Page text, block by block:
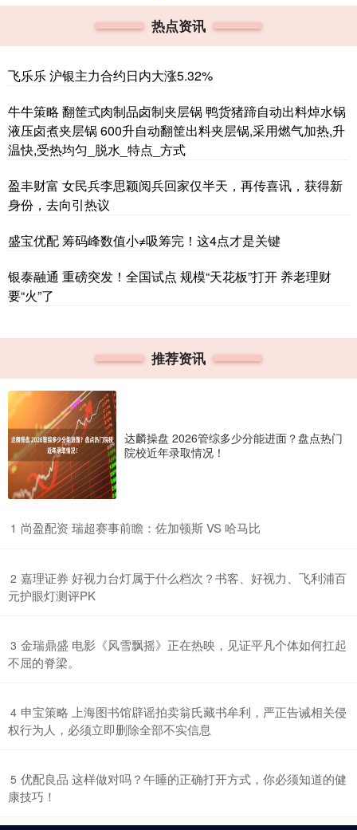
热点资讯
飞乐乐 沪银主力合约日内大涨5.32%
牛牛策略 翻筐式肉制品卤制夹层锅 鸭货猪蹄自动出料焯水锅
液压卤煮夹层锅 600升自动翻筐出料夹层锅,采用燃气加热,升
温快,受热均匀_脱水_特点_方式
盈丰财富 女民兵李思颖阅兵回家仅半天，再传喜讯，获得新
身份，去向引热议
盛宝优配 筹码峰数值小≠吸筹完！这4点才是关键
银泰融通 重磅突发！全国试点 规模“天花板”打开 养老理财
要“火”了
推荐资讯
达麟操盘 2026管综多少分能进面？盘点热门
院校近年录取情况！
1 ​尚盈配资 瑞超赛事前瞻：佐加顿斯 VS 哈马比
2 ​嘉理证券 好视力台灯属于什么档次？书客、好视力、飞利浦百
元护眼灯测评PK
3 ​金瑞鼎盛 电影《风雪飘摇》正在热映，见证平凡个体如何扛起
不屈的脊梁。
4 ​申宝策略 上海图书馆辟谣拍卖翁氏藏书牟利，严正告诫相关侵
权行为人，必须立即删除全部不实信息
5 ​优配良品 这样做对吗？午睡的正确打开方式，你必须知道的健
康技巧！